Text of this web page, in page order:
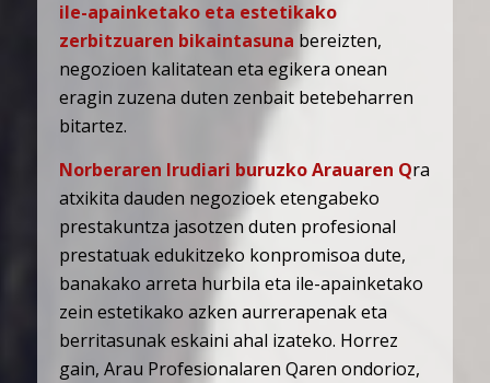
ile-apainketako eta estetikako
zerbitzuaren bikaintasuna bereizten,
negozioen kalitatean eta egikera onean
eragin zuzena duten zenbait betebeharren
bitartez.
Norberaren Irudiari buruzko Arauaren Qra
atxikita dauden negozioek etengabeko
prestakuntza jasotzen duten profesional
prestatuak edukitzeko konpromisoa dute,
banakako arreta hurbila eta ile-apainketako
zein estetikako azken aurrerapenak eta
berritasunak eskaini ahal izateko. Horrez
gain, Arau Profesionalaren Qaren ondorioz,